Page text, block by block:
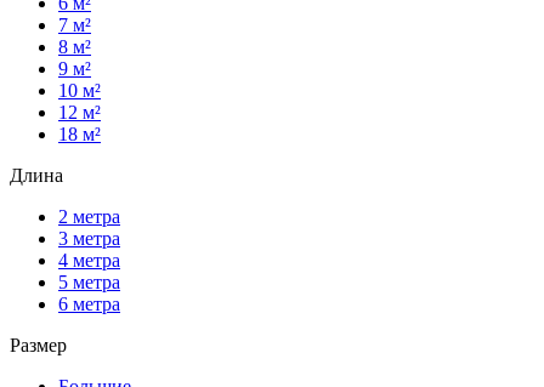
7 м²
8 м²
9 м²
10 м²
12 м²
18 м²
Длина
2 метра
3 метра
4 метра
5 метра
6 метра
Размер